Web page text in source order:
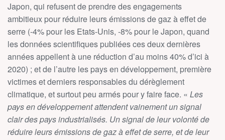
Japon, qui refusent de prendre des engagements
ambitieux pour réduire leurs émissions de gaz à effet de
serre (-4% pour les Etats-Unis, -8% pour le Japon, quand
les données scientifiques publiées ces deux dernières
années appellent à une réduction d’au moins 40% d’ici à
2020) ; et de l’autre les pays en développement, première
victimes et derniers responsables du dérèglement
climatique, et surtout peu armés pour y faire face. « Les
pays en développement attendent vainement un signal
clair des pays industrialisés. Un signal de leur volonté de
réduire leurs émissions de gaz à effet de serre, et de leur